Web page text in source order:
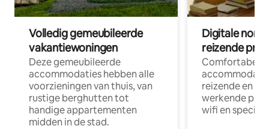
Volledig gemeubileerde
vakantiewoningen
Deze gemeubileerde
accommodaties hebben alle
voorzieningen van thuis, van
rustige berghutten tot
handige appartementen
midden in de stad.
Digitale
reizende
Comfortabele
reizende en
werkende
wifi en